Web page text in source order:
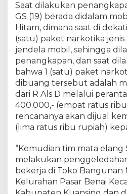
2
O
r
g
P
e
l
a
k
u
P
n
d
a
Saat dilakukan
GS (19) berada didalam
Hitam, dimana saat di
(satu) paket narkotika
jendela mobil, sehingga
penangkapan, dan saat
bahwa 1 (satu) paket
dibuang tersebut adalah
dari R Als D melalui
400.000,- (empat ratus
rencananya akan dijual
(lima ratus ribu rupiah)
“Kemudian tim mata elang
melakukan
bekerja di Toko Bangunan
Kelurahan Pasar Benai